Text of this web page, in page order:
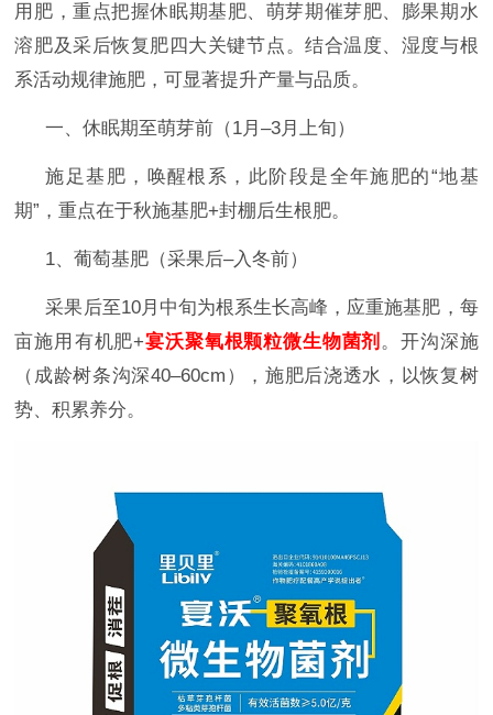
用肥，重点把握休眠期基肥、萌芽期催芽肥、膨果期水
溶肥及采后恢复肥四大关键节点‌。结合温度、湿度与根
系活动规律施肥，可显著提升产量与品质。
一、休眠期至萌芽前（1月–3月上旬）
施足基肥，唤醒根系 ， 此阶段是全年施肥的“地基
期”，重点在于‌秋施基肥+封棚后生根肥‌。
1、葡萄‌基肥（采果后–入冬前）‌
采果后至10月中旬为根系生长高峰，应重施基肥，每
亩施用‌有机肥‌+宴沃聚氧根颗粒微生物菌剂 。开沟深施
（成龄树条沟深40–60cm），施肥后浇透水，以恢复树
势、积累养分。